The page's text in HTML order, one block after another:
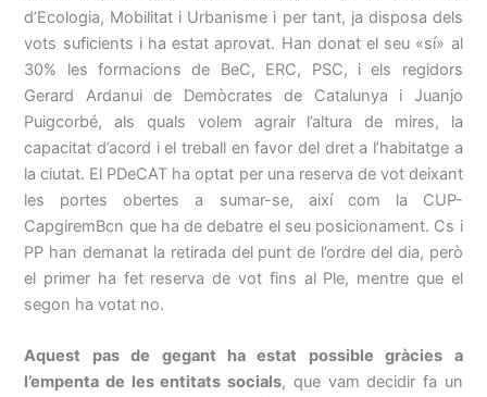
d’Ecologia, Mobilitat i Urbanisme i per tant, ja disposa dels
vots suficients i ha estat aprovat. Han donat el seu «sí» al
30% les formacions de BeC, ERC, PSC, i els regidors
Gerard Ardanui de Demòcrates de Catalunya i Juanjo
Puigcorbé, als quals volem agrair l’altura de mires, la
capacitat d’acord i el treball en favor del dret a l’habitatge a
la ciutat. El PDeCAT ha optat per una reserva de vot deixant
les portes obertes a sumar-se, així com la CUP-
CapgiremBcn que ha de debatre el seu posicionament. Cs i
PP han demanat la retirada del punt de l’ordre del dia, però
el primer ha fet reserva de vot fins al Ple, mentre que el
segon ha votat no.
Aquest pas de gegant ha estat possible gràcies a
l’empenta de les entitats socials, que vam decidir fa un